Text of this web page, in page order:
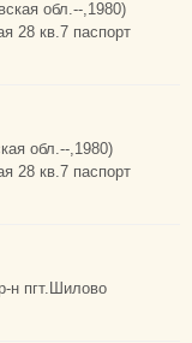
обл.--,1980)
28 кв.7 паспорт
обл.--,1980)
28 кв.7 паспорт
н пгт.Шилово